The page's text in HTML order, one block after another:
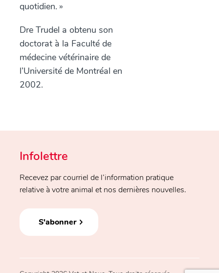
quotidien. »
Dre Trudel a obtenu son
doctorat à la Faculté de
médecine vétérinaire de
l’Université de Montréal en
2002.
Infolettre
Recevez par courriel de l’information pratique
relative à votre animal et nos dernières nouvelles.
S'abonner